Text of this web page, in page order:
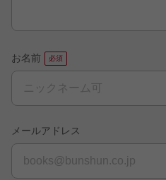
お名前
メールアドレス